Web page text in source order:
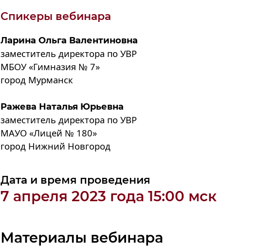
Спикеры вебинара
Ларина Ольга Валентиновна
заместитель директора по УВР
МБОУ «Гимназия № 7»
город Мурманск
Ражева Наталья Юрьевна
заместитель директора по УВР
МАУО «Лицей № 180»
город Нижний Новгород
Дата и время проведения
7 апреля 2023 года 15:00 мск
Материалы вебинара